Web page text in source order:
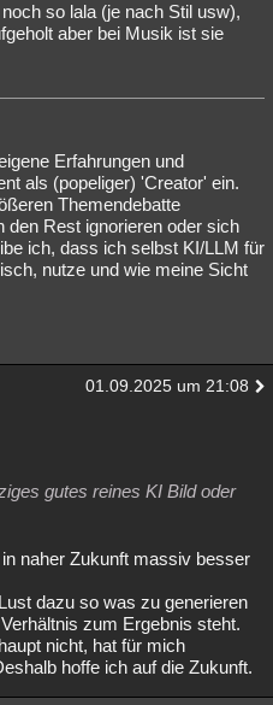
so lala (je nach Stil usw),
aber bei Musik ist sie
Erfahrungen und
als (popeliger) 'Creator' ein.
Themendebatte
den Rest ignorieren oder sich
ich, dass ich selbst KI/LLM für
nutze und wie meine Sicht
01.09.2025 um 21:08
gutes reines KI Bild oder
naher Zukunft massiv besser
dazu so was zu generieren
zum Ergebnis steht.
nicht, hat für mich
hoffe ich auf die Zukunft.